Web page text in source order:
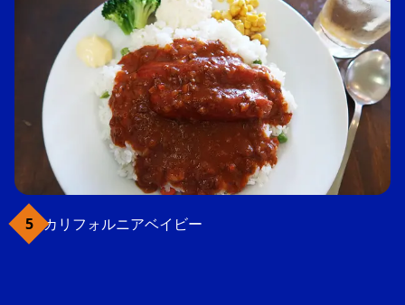
カリフォルニアベイビー